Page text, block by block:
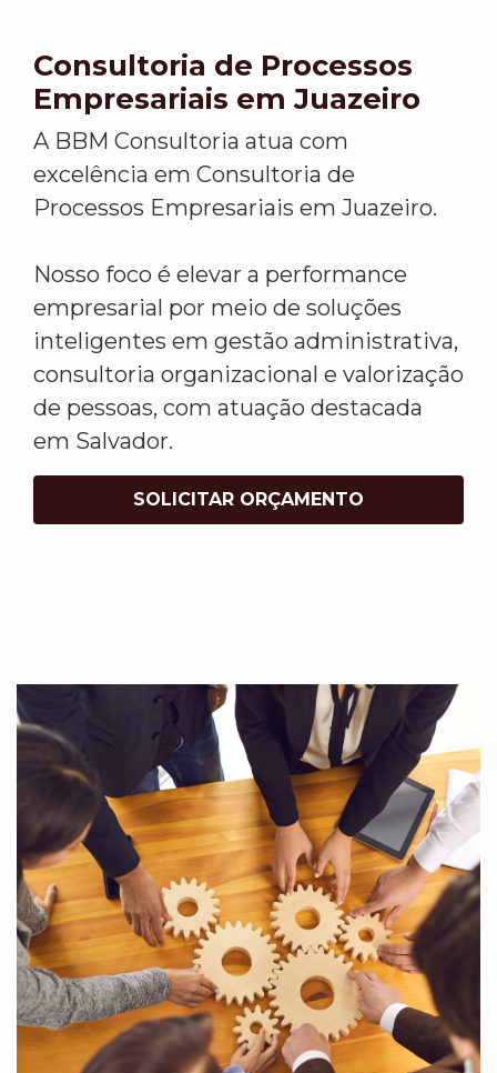
Consultoria de Processos
Empresariais em Juazeiro
A BBM Consultoria atua com
excelência em Consultoria de
Processos Empresariais em Juazeiro.
Nosso foco é elevar a performance
empresarial por meio de soluções
inteligentes em gestão administrativa,
consultoria organizacional e valorização
de pessoas, com atuação destacada
em Salvador.
SOLICITAR ORÇAMENTO